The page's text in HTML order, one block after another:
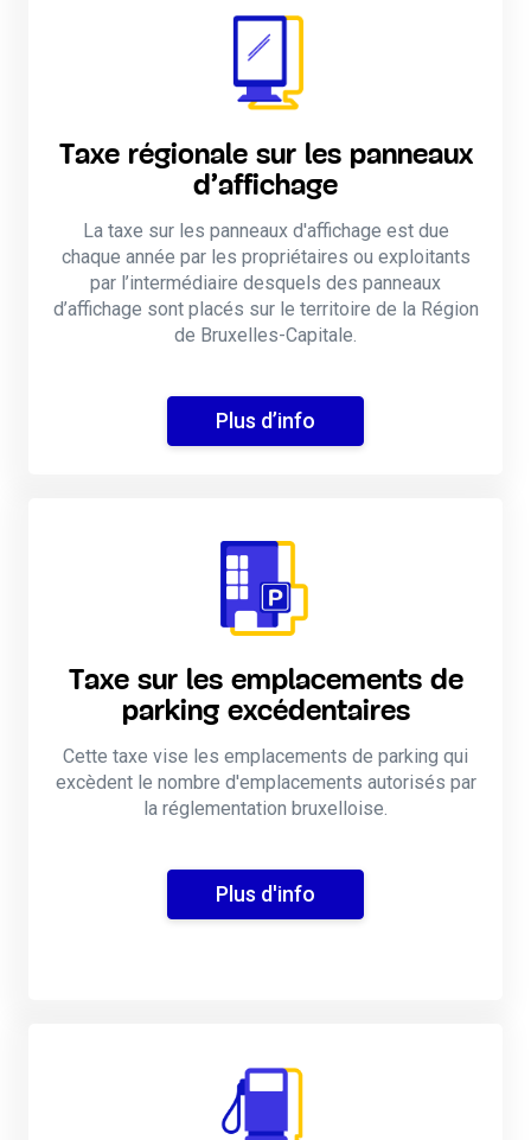
Taxe régionale sur les panneaux
d’affichage
La taxe sur les panneaux d'affichage est due
chaque année par les propriétaires ou exploitants
par l’intermédiaire desquels des panneaux
d’affichage sont placés sur le territoire de la Région
de Bruxelles-Capitale.
Plus d’info
Taxe sur les emplacements de
parking excédentaires
Cette taxe vise les emplacements de parking qui
excèdent le nombre d'emplacements autorisés par
la réglementation bruxelloise.
Plus d'info